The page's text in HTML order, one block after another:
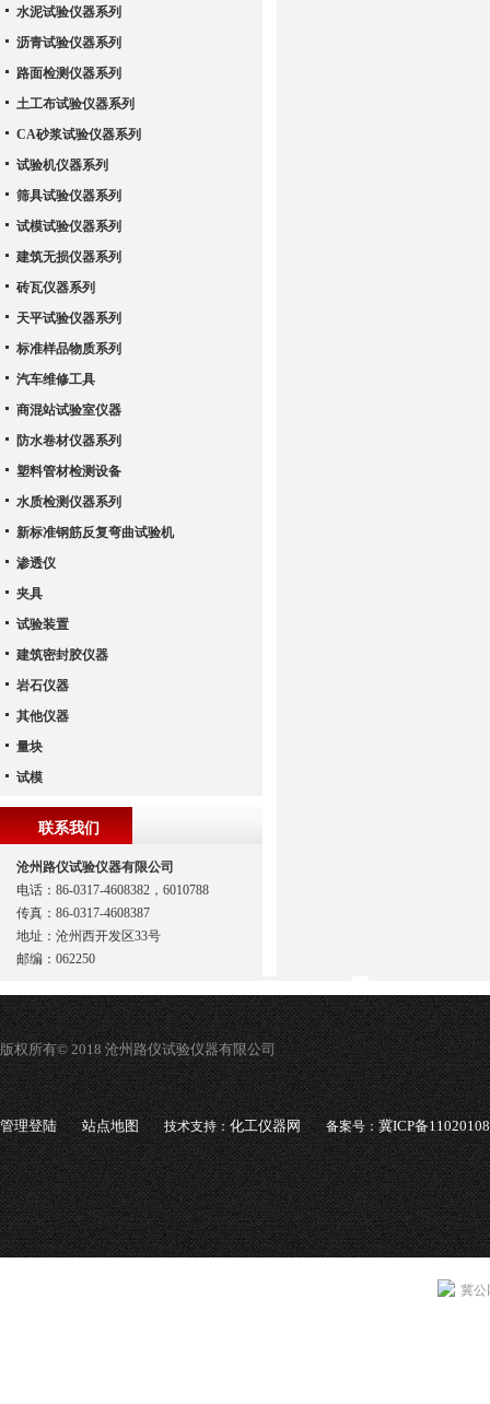
水泥试验仪器系列
沥青试验仪器系列
路面检测仪器系列
土工布试验仪器系列
CA砂浆试验仪器系列
试验机仪器系列
筛具试验仪器系列
试模试验仪器系列
建筑无损仪器系列
砖瓦仪器系列
天平试验仪器系列
标准样品物质系列
汽车维修工具
商混站试验室仪器
防水卷材仪器系列
塑料管材检测设备
水质检测仪器系列
新标准钢筋反复弯曲试验机
渗透仪
夹具
试验装置
建筑密封胶仪器
岩石仪器
其他仪器
量块
试模
联系我们
沧州路仪试验仪器有限公司
电话：86-0317-4608382，6010788
传真：86-0317-4608387
地址：沧州西开发区33号
邮编：062250
版权所有© 2018 沧州路仪试验仪器有限公司
管理登陆 站点地图 技术支持：化工仪器网 备案号：冀ICP备
冀公